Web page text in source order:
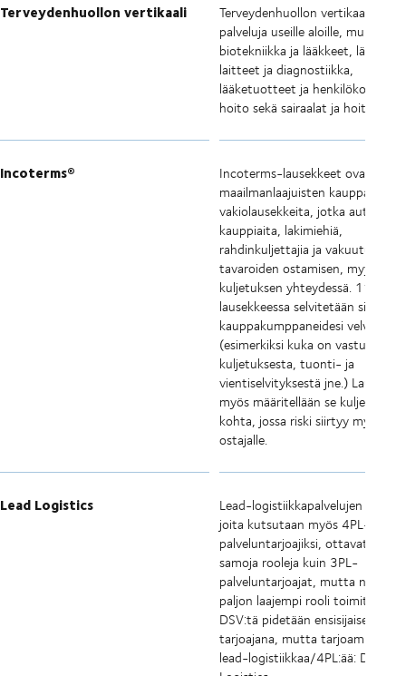
Terveydenhuollon vertikaali
Terveydenhuollon vertikaali
palveluja useille aloille, mukaan
biotekniikka ja lääkkeet,
laitteet ja diagnostiikka,
lääketuotteet ja
hoito sekä sairaalat ja hoitokodit.
Incoterms®
Incoterms-lausekkeet ovat
maailmanlaajuisten
vakiolausekkeita, jotka auttavat
kauppiaita, lakimiehiä,
rahdinkuljettajia ja
tavaroiden ostamisen, myynnin
kuljetuksen yhteydessä. 11
lausekkeessa selvitetään sinun ja
kauppakumppaneidesi
(esimerkiksi kuka on vastuussa
kuljetuksesta, tuonti- ja
vientiselvityksestä jne.)
myös määritellään se kuljetuksen
kohta, jossa riski siirtyy myyjältä
ostajalle.
Lead Logistics
Lead-logistiikkapalvelujen
joita kutsutaan myös 4PL-
palveluntarjoajiksi, ottavat monia
samoja rooleja kuin 3PL-
palveluntarjoajat, mutta niillä on
paljon laajempi rooli
DSV:tä pidetään ensisijaisesti
tarjoajana, mutta tarjoamme
lead-logistiikkaa/4PL:ää: DSV